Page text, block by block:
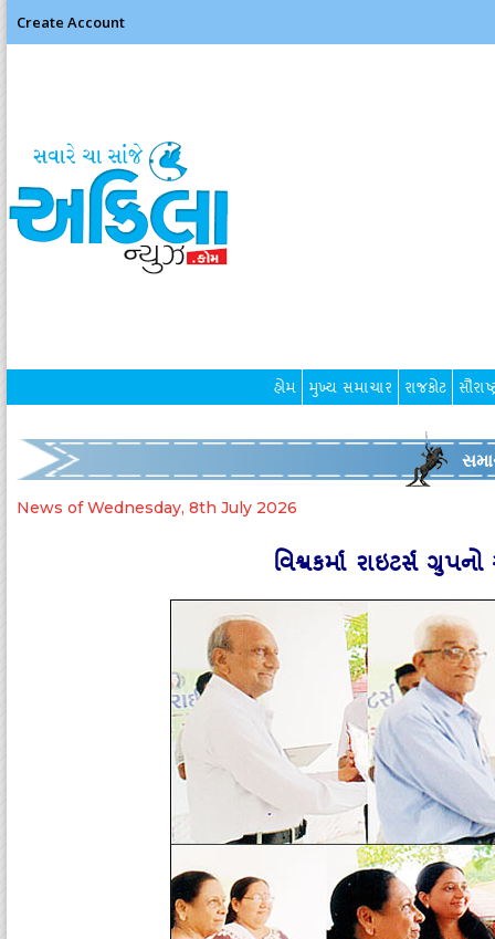
Create Account
હોમ મુખ્ય સમાચાર રાજકોટ
News of Wednesday, 8th July 2026
વિશ્વકર્મા રાઇટર્સ